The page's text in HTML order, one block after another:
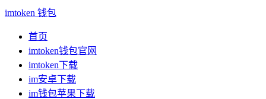
imtoken 钱包
首页
imtoken钱包官网
imtoken下载
im安卓下载
im钱包苹果下载